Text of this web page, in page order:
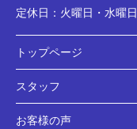
定休日： 火曜日・水曜日
トップページ
スタッフ
お客様の声